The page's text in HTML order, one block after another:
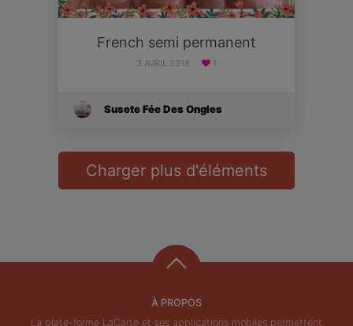
French semi permanent
3 AVRIL 2018 1
Susete Fée Des Ongles
Charger plus d'éléments
À PROPOS
La plate-forme LaCarte et ses applications mobiles permettent